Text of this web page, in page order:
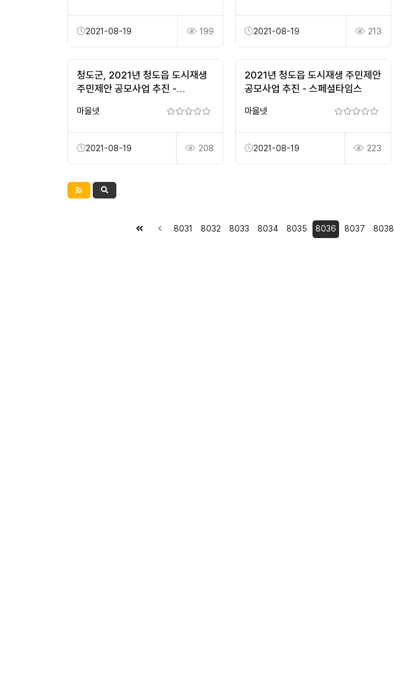
2021-08-19 199 2021-08-19 213
청도군, 2021년 청도읍 도시재생
주민제안 공모사업 추진 -
마을넷
2021-08-19 208
2021년 청도읍 도시재생 주민제안
공모사업 추진 - 스페셜타임스
마을넷
2021-08-19 223
8031 8032 8033 8034 8035 8036 8037 8038